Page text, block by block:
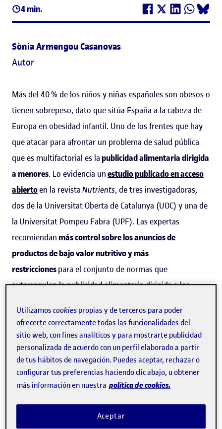
4 min.
Sònia Armengou Casanovas
Autor
Más del 40 % de los niños y niñas españoles son obesos o
tienen sobrepeso, dato que sitúa España a la cabeza de
Europa en obesidad infantil. Uno de los frentes que hay
que atacar para afrontar un problema de salud pública
que es multifactorial es la publicidad alimentaria dirigida
a menores. Lo evidencia unestudio publicado en acceso
abiertoen la revistaNutrients, de tres investigadoras,
dos de la Universitat Oberta de Catalunya (UOC) y una de
la Universitat Pompeu Fabra (UPF). Las expertas
recomiendan más control sobre los anuncios de
productos de bajo valor nutritivo y más
restriccionespara el conjunto de normas que
autorregulen la publicidad alimentaria dirigida a los
Código de autorregulación ineficaz
El estudio revela que elCódigo de autorregulación de
publicidad de alimentos y bebidas dirigida a menores
(PAOS)es ineficaz y no ayuda a prevenir la obesidad. «Se
vulneran repetidamente varios principios del código y,
además, no se tiene en cuenta que el
Utilizamoscookies propias y de terceros para poder
ofrecerte correctamente todas las funcionalidades del
sitio web, con fines analíticos y para mostrarte publicidad
personalizada de acuerdo con un perfil elaborado a partir
de tus hábitos de navegación. Puedes aceptar, rechazar o
configurar tus preferencias haciendo clic abajo, u obtener
más información en nuestra política de cookies.
Aceptar